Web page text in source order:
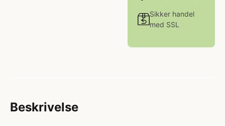
Sikker handel
med SSL
Beskrivelse